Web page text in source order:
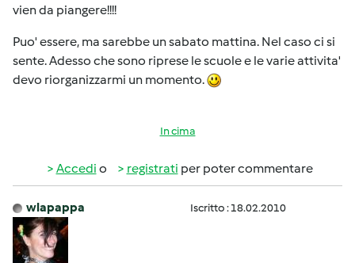
vien da piangere!!!!
Puo' essere, ma sarebbe un sabato mattina. Nel caso ci si
sente. Adesso che sono riprese le scuole e le varie attivita'
devo riorganizzarmi un momento.
In cima
Accedi o registrati per poter commentare
wlapappa Iscritto : 18.02.2010